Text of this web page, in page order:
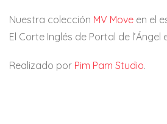
Nuestra colección MV Move en el
El Corte Inglés de Portal de l’Ángel
Realizado por Pim Pam Studio.